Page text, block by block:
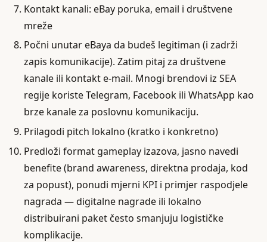
Kontakt kanali: eBay poruka, email i društvene
mreže
Počni unutar eBaya da budeš legitiman (i zadrži
zapis komunikacije). Zatim pitaj za društvene
kanale ili kontakt e-mail. Mnogi brendovi iz SEA
regije koriste Telegram, Facebook ili WhatsApp kao
brze kanale za poslovnu komunikaciju.
Prilagodi pitch lokalno (kratko i konkretno)
Predloži format gameplay izazova, jasno navedi
benefite (brand awareness, direktna prodaja, kod
za popust), ponudi mjerni KPI i primjer raspodjele
nagrada — digitalne nagrade ili lokalno
distribuirani paket često smanjuju logističke
komplikacije.